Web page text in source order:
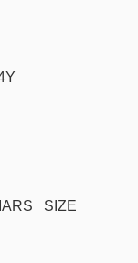
SIZE